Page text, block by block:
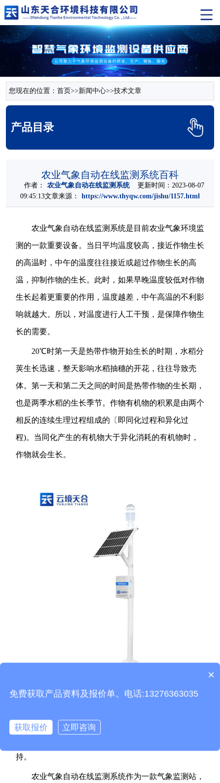
您现在的位置： 首页>>新闻中心>>技术文章
产品目录
农业气象自动在线监测系统百科
作者： 农业气象自动在线监测系统更新时间：2023-08-07
09:45:13文章来源：
https://www.thyqw.com/jishu/1157.html
农业气象自动在线监测系统是目前农业气象环境监
测的一款重要设备。当日平均温度较高，接近作物生长
的高温时，中午的温度往往接近或超过作物生长的高
温，抑制作物的生长。此时，如果早晚温度较低对作物
生长起着更重要的作用，温度越差，中午高温的不利影
响就越大。所以，对温度进行人工干预，是保障作物生
长的需要。
20℃时第一天是热带作物开始生长的时期，水稻分
荚生长迅速，整天影响水稻抽穗的开花，往往导致壳
体。第一天和第二天之间的时间是热带作物的生长期，
也是两季水稻的生长季节。作物有机物的积累是由两个
相反的连续生理过程组成的〔即同化过程和异化过
程)。当同化产生的有机物大于异化消耗的有机物时，
作物就会生长。
所需的一款设备，通过对农业相关气象要素监测，为我
持。
农业气象自动在线监测系统作为一款气象监测站，
产品包含安装吗？
×
免费获取产品资料及报价单。电话:13276363035
获取报价 立即咨询